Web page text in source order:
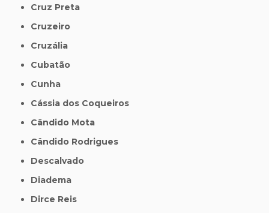
Cruz Preta
Cruzeiro
Cruzália
Cubatão
Cunha
Cássia dos Coqueiros
Cândido Mota
Cândido Rodrigues
Descalvado
Diadema
Dirce Reis